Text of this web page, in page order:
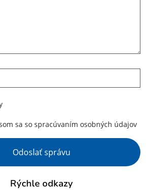
sa so spracúvaním osobných údajov
Response
Odoslať správu
Rýchle odkazy